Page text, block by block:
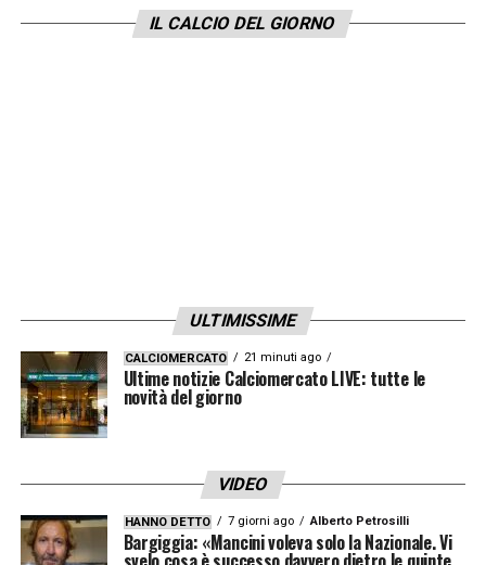
fischietto italiano annulla il gol segnato da
IL CALCIO DEL GIORNO
ULTIMISSIME
CALCIOMERCATO 21 minuti ago
Ultime notizie Calciomercato LIVE: tutte le
novità del giorno
VIDEO
HANNO DETTO 7 giorni ago Alberto Petrosilli
Bargiggia: «Mancini voleva solo la Nazionale. Vi